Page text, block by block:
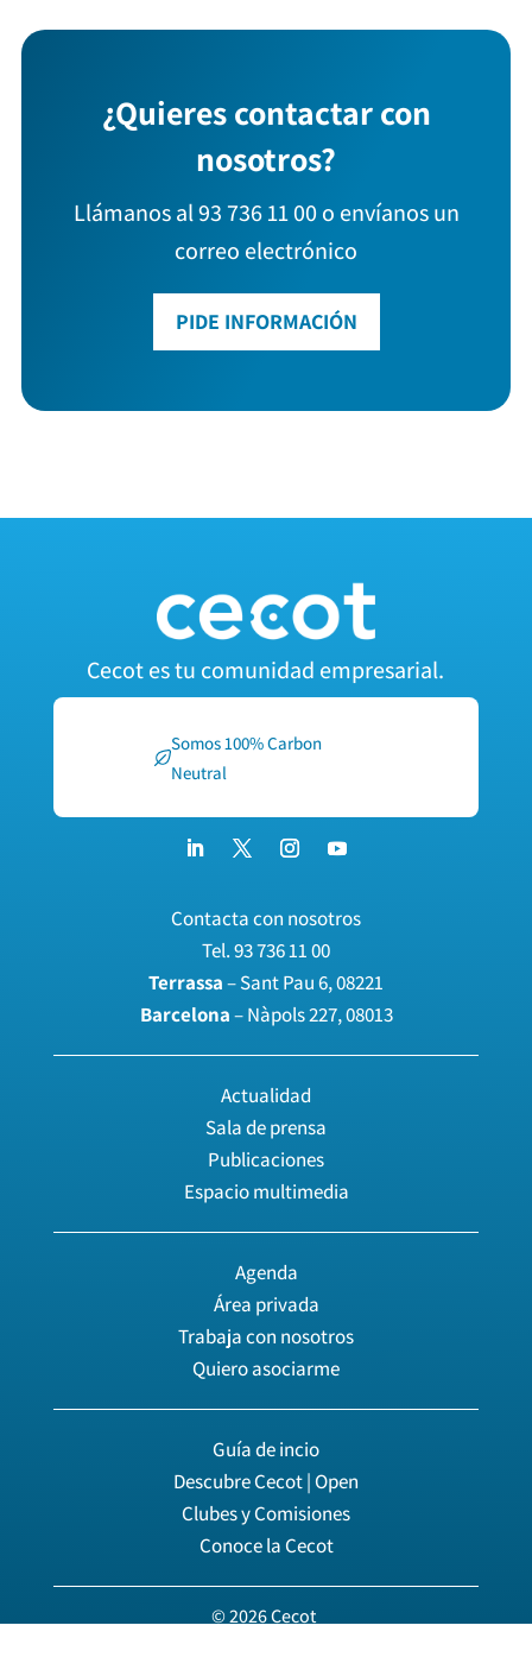
¿Quieres contactar con
nosotros?
Llámanos al 93 736 11 00 o envíanos un
correo electrónico
PIDE INFORMACIÓN
Cecot es tu comunidad empresarial.
Somos 100% Carbon
Neutral
Contacta con nosotros
Tel.93 736 11 00
Terrassa– Sant Pau 6, 08221
Barcelona– Nàpols 227, 08013
Actualidad
Sala de prensa
Publicaciones
Espacio multimedia
Agenda
Área privada
Trabaja con nosotros
Quiero asociarme
Guía de incio
Descubre Cecot | Open
Clubes y Comisiones
Conoce la Cecot
© 2026 Cecot